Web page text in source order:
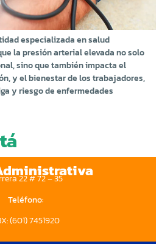
especializada en salud
la presión arterial elevada no solo
sino que también impacta el
y el bienestar de los trabajadores,
y riesgo de enfermedades
22 # 72 – 35
Teléfono:
(601) 7451920